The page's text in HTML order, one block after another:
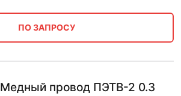
ПО ЗАПРОСУ
Медный провод ПЭТВ-2 0.3